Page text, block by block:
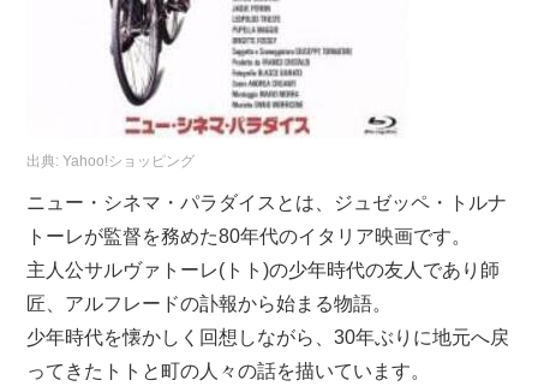
出典:Yahoo!ショッピング
ニュー・シネマ・パラダイスとは、ジュゼッペ・トルナ
トーレが監督を務めた80年代のイタリア映画です。
主人公サルヴァトーレ(トト)の少年時代の友人であり師
匠、アルフレードの訃報から始まる物語。
少年時代を懐かしく回想しながら、30年ぶりに地元へ戻
ってきたトトと町の人々の話を描いています。